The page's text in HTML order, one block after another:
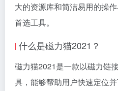
大的资源库和简洁易用的操
首选工具。
什么是磁力猫2021？
磁力猫2021是一款以磁力链
具，能够帮助用户快速定位